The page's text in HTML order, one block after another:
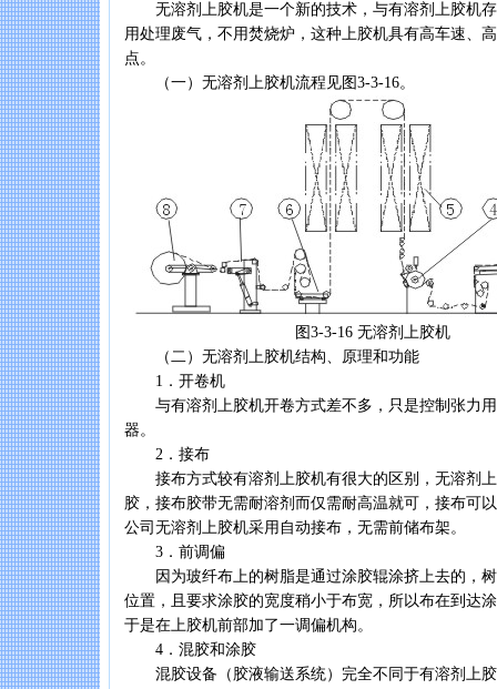
无溶剂上胶机是一个新的技术，与有溶剂上胶机存
用处理废气，不用焚烧炉，这种上胶机具有高车速、
点。
（一）无溶剂上胶机流程见图3-3-16。
图3-3-16 无溶剂上胶机
（二）无溶剂上胶机结构、原理和功能
1．开卷机
与有溶剂上胶机开卷方式差不多，只是控制张力用
器。
2．接布
接布方式较有溶剂上胶机有很大的区别，无溶剂上
胶，接布胶带无需耐溶剂而仅需耐高温就可，接布可
公司无溶剂上胶机采用自动接布，无需前储布架。
3．前调偏
因为玻纤布上的树脂是通过涂胶辊涂挤上去的，树
位置，且要求涂胶的宽度稍小于布宽，所以布在到达
于是在上胶机前部加了一调偏机构。
4．混胶和涂胶
混胶设备（胶液输送系统）完全不同于有溶剂上胶